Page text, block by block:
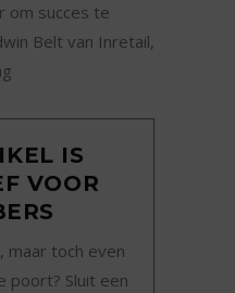
om succes te
Belt van Inretail,
IS
VOOR
maar toch even
poort? Sluit een